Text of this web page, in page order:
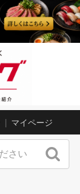
マイページ